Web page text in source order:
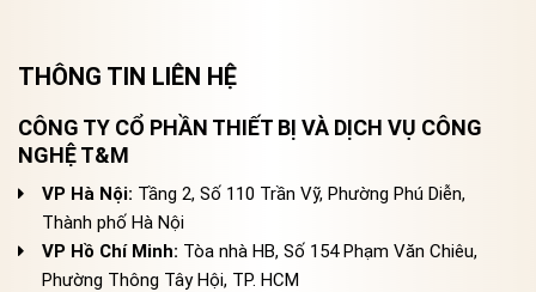
THÔNG TIN LIÊN HỆ
CÔNG TY CỔ PHẦN THIẾT BỊ VÀ DỊCH VỤ CÔNG
NGHỆ T&M
VP Hà Nội: Tầng 2, Số 110 Trần Vỹ, Phường Phú Diễn,
Thành phố Hà Nội
VP Hồ Chí Minh: Tòa nhà HB, Số 154 Phạm Văn Chiêu,
Phường Thông Tây Hội, TP. HCM